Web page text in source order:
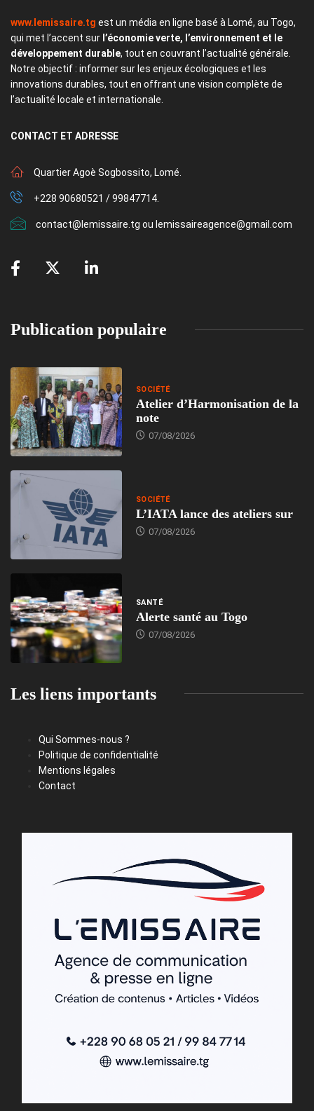
www.lemissaire.tg est un média en ligne basé à Lomé, au Togo,
qui met l’accent sur l’économie verte, l’environnement et le
développement durable, tout en couvrant l’actualité générale.
Notre objectif : informer sur les enjeux écologiques et les
innovations durables, tout en offrant une vision complète de
l’actualité locale et internationale.
CONTACT ET ADRESSE
Quartier Agoè Sogbossito, Lomé.
+228 90680521 / 99847714.
contact@lemissaire.tg ou lemissaireagence@gmail.com
Publication populaire
SOCIÉTÉ
Atelier d’Harmonisation de la
note
07/08/2026
SOCIÉTÉ
L’IATA lance des ateliers sur
07/08/2026
SANTÉ
Alerte santé au Togo
07/08/2026
Les liens importants
Qui Sommes-nous ?
Politique de confidentialité
Mentions légales
Contact